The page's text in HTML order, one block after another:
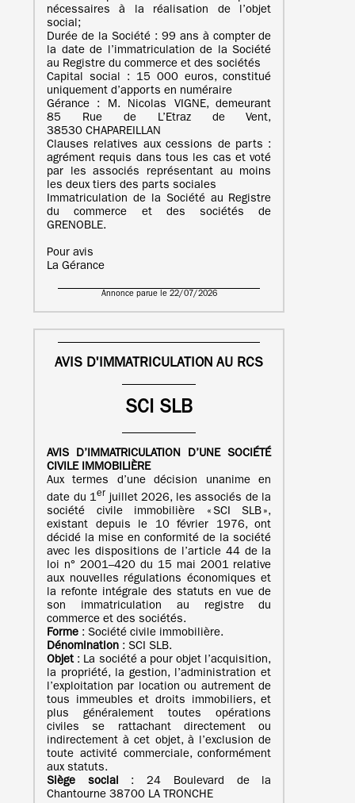
nécessaires à la réalisation de l’objet
social;
Durée de la Société : 99 ans à compter de
la date de l’immatriculation de la Société
au Registre du commerce et des sociétés
Capital social : 15 000 euros, constitué
uniquement d’apports en numéraire
Gérance : M. Nicolas VIGNE, demeurant
85 Rue de L’Etraz de Vent,
38530 CHAPAREILLAN
Clauses relatives aux cessions de parts :
agrément requis dans tous les cas et voté
par les associés représentant au moins
les deux tiers des parts sociales
Immatriculation de la Société au Registre
du commerce et des sociétés de
GRENOBLE.
Pour avis
La Gérance
Annonce parue le 22/07/2026
AVIS D'IMMATRICULATION AU RCS
SCI SLB
AVIS D’IMMATRICULATION D’UNE
SOCIÉTÉ
CIVILE IMMOBILIÈRE
Aux termes d’une décision unanime en
date du 1er juillet 2026, les associés de la
société civile immobilière « SCI SLB »,
existant depuis le 10 février 1976, ont
décidé la mise en conformité de la société
avec les dispositions de l’article 44 de la
loi n° 2001–420 du 15 mai 2001 relative
aux nouvelles régulations économiques et
la refonte intégrale des statuts en vue de
son immatriculation au registre du
commerce et des sociétés.
Forme : Société civile immobilière.
Dénomination : SCI SLB.
Objet: La société a pour objet l’acquisition,
la propriété, la gestion, l’administration et
l’exploitation par location ou autrement de
tous immeubles et droits immobiliers, et
plus généralement toutes opérations
civiles se rattachant directement ou
indirectement à cet objet, à l’exclusion de
toute activité commerciale, conformément
aux statuts.
Siège social : 24 Boulevard de la
Chantourne 38700 LA TRONCHE